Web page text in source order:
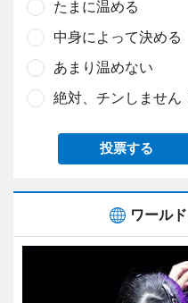
たまに温める
中身によって決める
あまり温めない
絶対、チンしません
投票する
ワール